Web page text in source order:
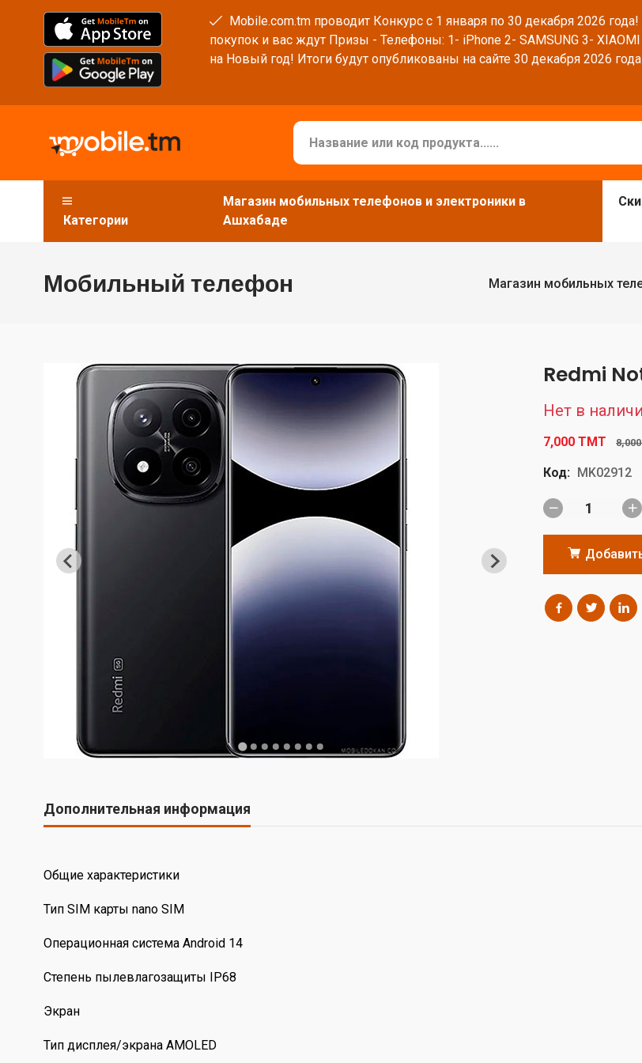
Mobile.com.tm проводит Конкурс с 1 января по 30 декабря 2026
покупок и вас ждут Призы - Телефоны: 1- iPhone 2- SAMSUNG 3-
на Новый год! Итоги будут опубликованы на сайте 30 декабря 2026
Категории
Магазин мобильных телефонов и электроники в
Ашхабаде
Мобильный телефон Магазин мобильных
Redmi
Нет в
7,000 TMT
Код: MK02912
Дополнительная информация
Общие характеристики
Тип SIM карты nano SIM
Операционная система Android 14
Степень пылевлагозащиты IP68
Экран
Тип дисплея/экрана AMOLED